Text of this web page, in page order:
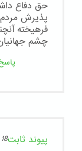
حق دفاع
پذیرش
فرهیخته
چشم
پیوند ثابت18 سال 6 ماه پیش